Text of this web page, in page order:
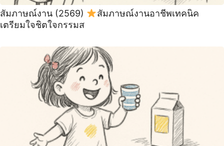
สัมภาษณ์งาน (2569)
สัมภาษณ์งานอาชีพเทคนิค
เตรียมใจชิตใจกรรมส